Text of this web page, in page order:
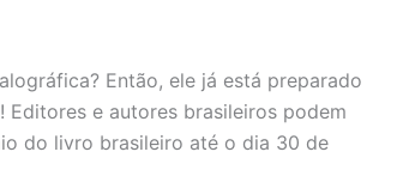
Então, ele já está preparado
e autores brasileiros podem
do livro brasileiro até o dia 30 de